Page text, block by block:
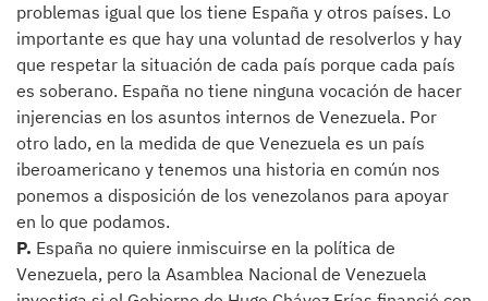
problemas igual que los tiene España y otros países. Lo
importante es que hay una voluntad de resolverlos y hay
que respetar la situación de cada país porque cada país
es soberano. España no tiene ninguna vocación de hacer
injerencias en los asuntos internos de Venezuela. Por
otro lado, en la medida de que Venezuela es un país
iberoamericano y tenemos una historia en común nos
ponemos a disposición de los venezolanos para apoyar
en lo que podamos.
P. España no quiere inmiscuirse en la política de
Venezuela, pero la Asamblea Nacional de Venezuela